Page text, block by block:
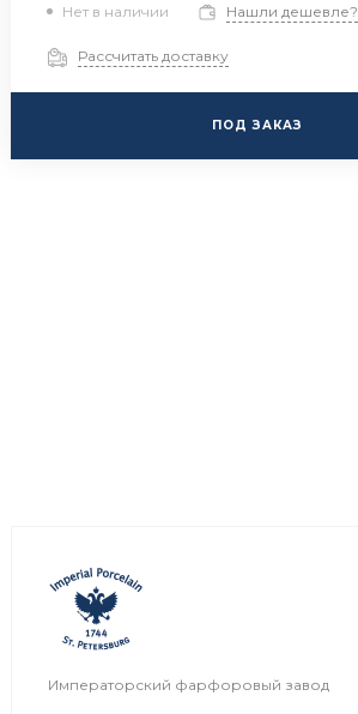
Нет в наличии Нашли дешевле?
Рассчитать доставку
ПОД ЗАКАЗ
Императорский фарфоровый завод